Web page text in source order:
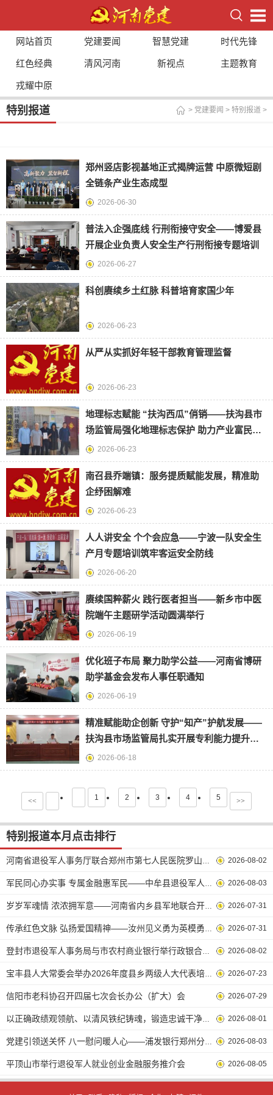
网站首页 党建要闻 智慧党建 时代先锋
红色经典 清风河南 新视点 主题教育
戎耀中原
特别报道 > 党建要闻 > 特别报道 >
郑州竖店影视基地正式揭牌运营 中原微短剧
全链条产业生态成型
2026-06-30
普法入企强底线 行刑衔接守安全——博爱县
开展企业负责人安全生产行刑衔接专题培训
2026-06-27
科创赓续乡土红脉 科普培育家国少年
2026-06-23
从严从实抓好年轻干部教育管理监督
2026-06-23
地理标志赋能 “扶沟西瓜”俏销——扶沟县市
场监管局强化地理标志保护 助力产业富民增
收 2026-06-23
南召县乔端镇：服务提质赋能发展，精准助
企纾困解难
2026-06-23
人人讲安全 个个会应急——宁波一队安全生
产月专题培训筑牢客运安全防线
2026-06-20
赓续国粹薪火 践行医者担当——新乡市中医
院端午主题研学活动圆满举行
2026-06-19
优化班子布局 聚力助学公益——河南省博研
助学基金会发布人事任职通知
2026-06-19
精准赋能助企创新 守护“知产”护航发展——
扶沟县市场监管局扎实开展专利能力提升专
题巡讲活动
2026-06-18
<< 1 2 3 4 5 >>
特别报道本月点击排行
河南省退役军人事务厅联合郑州市第七人民医院罗山开展庆 “八一 2026-08-02
军民同心办实事 专属金融惠军民——中牟县退役军人事务局与中牟 2026-08-03
岁岁军魂情 浓浓拥军意——河南省内乡县军地联合开展“八一”慰 2026-07-31
传承红色文脉 弘扬爱国精神——汝州见义勇为英模勇士康养暨子女 2026-07-31
登封市退役军人事务局与市农村商业银行举行政银合作协议签约仪式 2026-08-02
宝丰县人大常委会举办2026年度县乡两级人大代表培训会 2026-07-23
信阳市老科协召开四届七次会长办公（扩大）会 2026-07-29
以正确政绩观领航、以清风铁纪铸魂，锻造忠诚干净担当的市场监管 2026-08-01
党建引领送关怀 八一慰问暖人心——浦发银行郑州分行联合中棉集 2026-08-03
平顶山市举行退役军人就业创业金融服务推介会 2026-08-05